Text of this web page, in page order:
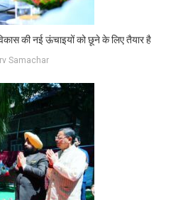
की नई ऊंचाइयों को छूने के लिए तैयार है
Samachar